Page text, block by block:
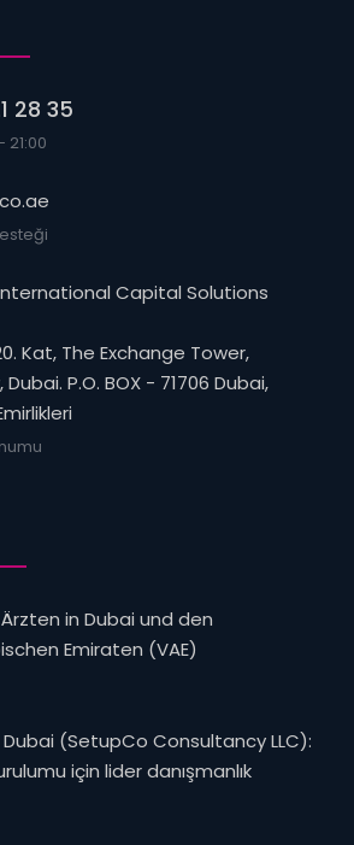
28 35
21:00
Capital Solutions
Kat, The Exchange Tower,
P.O. BOX - 71706 Dubai,
in Dubai und den
Emiraten (VAE)
(SetupCo Consultancy LLC):
için lider danışmanlık